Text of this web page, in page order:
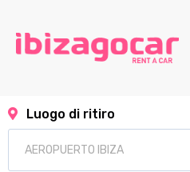
Luogo di ritiro